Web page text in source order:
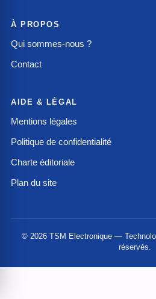
À PROPOS
Qui sommes-nous ?
Contact
AIDE & LÉGAL
Mentions légales
Politique de confidentialité
Charte éditoriale
Plan du site
© 2026 TSM Electronique —
réservés.